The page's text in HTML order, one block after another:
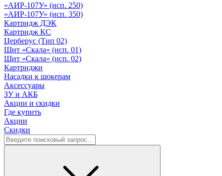
«АИР-107У» (исп. 250)
«АИР-107У» (исп. 350)
Картридж ДЭК
Картридж КС
Церберус (Тип 02)
Щит «Скала» (исп. 01)
Щит «Скала» (исп. 02)
Картриджи
Насадки к шокерам
Аксессуары
ЗУ и АКБ
Акции и скидки
Где купить
Акции
Скидки